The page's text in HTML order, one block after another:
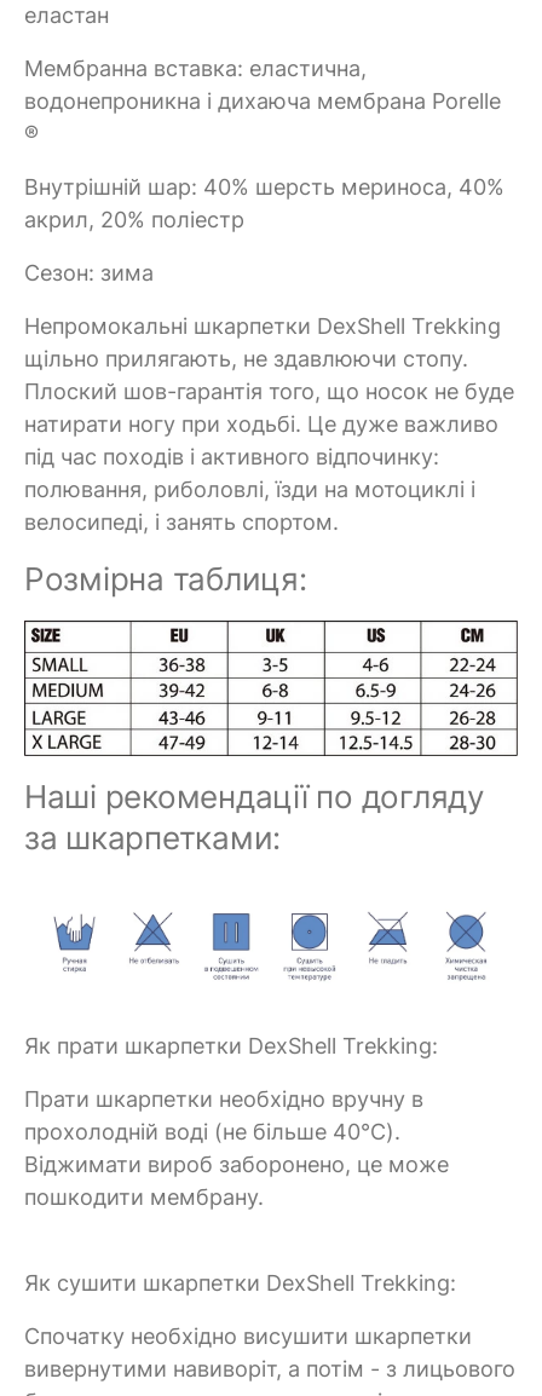
еластан
Мембранна вставка: еластична,
водонепроникна і дихаюча мембрана Porelle
®
Внутрішній шар: 40% шерсть мериноса, 40%
акрил, 20% поліестр
Сезон: зима
Непромокальні шкарпетки DexShell Trekking
щільно прилягають, не здавлюючи стопу.
Плоский шов-гарантія того, що носок не буде
натирати ногу при ходьбі. Це дуже важливо
під час походів і активного відпочинку:
полювання, риболовлі, їзди на мотоциклі і
велосипеді, і занять спортом.
Розмірна таблиця:
Наші рекомендації по догляду
за шкарпетками:
Як прати шкарпетки DexShell Trekking:
Прати шкарпетки необхідно вручну в
прохолодній воді (не більше 40°C).
Віджимати вироб заборонено, це може
пошкодити мембрану.
Як сушити шкарпетки DexShell Trekking:
Спочатку необхідно висушити шкарпетки
вивернутими навиворіт, а потім - з лицьового